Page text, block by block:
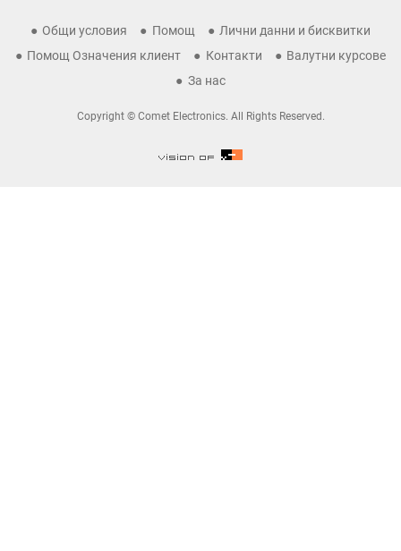
Общи условия Помощ
Лични данни и бисквитки
Помощ Означения клиент
Контакти
Валутни курсове
За нас
Copyright © Comet Electronics. All Rights Reserved.